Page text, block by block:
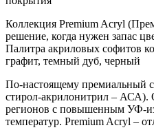
Коллекция Premium Acryl
решение, когда нужен запас
Палитра акриловых софитов
графит, темный дуб, черный
По-настоящему премиальный
стирол-акрилонитрил – АСА).
регионов с повышенным УФ-
температур. Premium Acryl –